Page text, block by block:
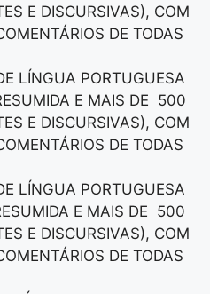
E DISCURSIVAS), COM
DE TODAS
LÍNGUA PORTUGUESA
E MAIS DE 500
E DISCURSIVAS), COM
DE TODAS
LÍNGUA PORTUGUESA
E MAIS DE 500
E DISCURSIVAS), COM
DE TODAS